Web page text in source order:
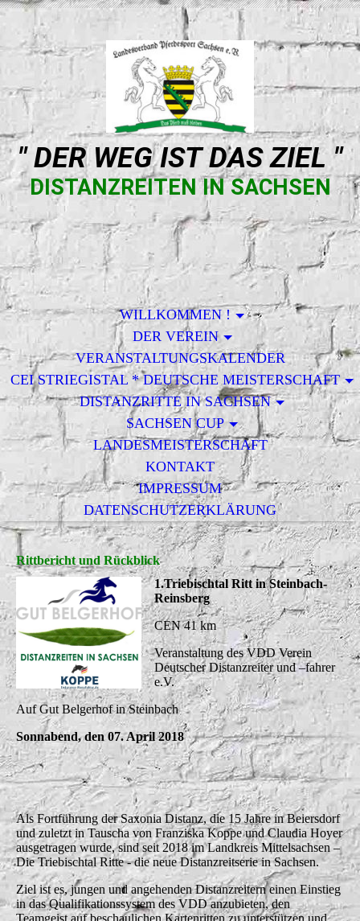
" DER WEG IST DAS ZIEL "
DISTANZREITEN IN SACHSEN
WILLKOMMEN !
DER VEREIN
VERANSTALTUNGSKALENDER
CEI STRIEGISTAL * DEUTSCHE MEISTERSCHAFT
DISTANZRITTE IN SACHSEN
SACHSEN CUP
LANDESMEISTERSCHAFT
KONTAKT
IMPRESSUM
DATENSCHUTZERKLÄRUNG
Rittbericht und Rückblick
1.Triebischtal Ritt in Steinbach-
Reinsberg
CEN 41 km
Veranstaltung des VDD Verein
Deutscher Distanzreiter und –fahrer
e.V.
Auf Gut Belgerhof in Steinbach
Sonnabend, den 07. April 2018
Als Fortführung der Saxonia Distanz, die 15 Jahre in Beiersdorf
und zuletzt in Tauscha von Franziska Koppe und Claudia Hoyer
ausgetragen wurde, sind seit 2018 im Landkreis Mittelsachsen –
Die Triebischtal Ritte - die neue Distanzreitserie in Sachsen.
Ziel ist es, jungen und angehenden Distanzreitern einen Einstieg
in das Qualifikationssystem des VDD anzubieten, den